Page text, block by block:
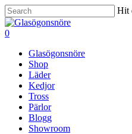
Skip
to
main
Hit
Close
Search
search
0
Glasögonsnöre
Shop
Läder
Kedjor
Tross
Pärlor
Blogg
Showroom